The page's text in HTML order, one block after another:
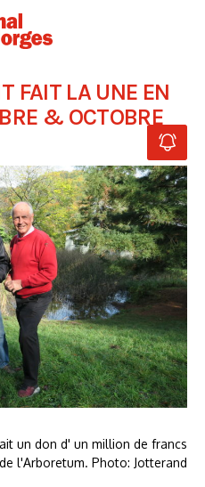
FAIT LA UNE EN
& OCTOBRE
un don d' un million de francs
l'Arboretum. Photo: Jotterand